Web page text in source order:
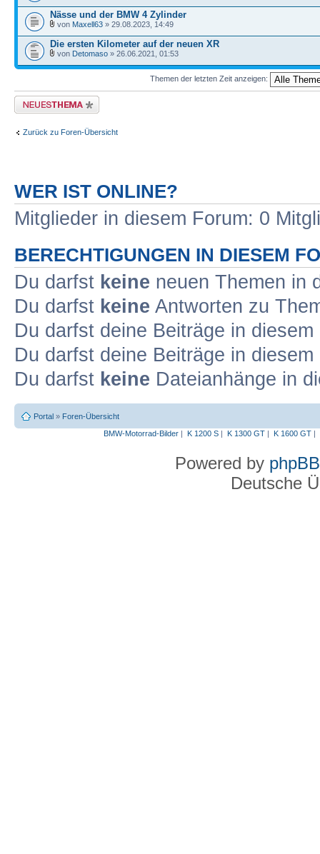
Nässe und der BMW 4 Zylinder
von Maxell63 » 29.08.2023, 14:49
Die ersten Kilometer auf der neuen XR
von Detomaso » 26.06.2021, 01:53
Themen der letzten Zeit anzeigen:
Neues Thema erstellen
Zurück zu Foren-Übersicht
WER IST ONLINE?
Mitglieder in diesem Forum: 0
BERECHTIGUNGEN IN DIESEM
Du darfst keine neuen Themen in
Du darfst keine Antworten zu
Du darfst deine Beiträge in
Du darfst deine Beiträge in
Du darfst keine Dateianhänge in
Portal » Foren-Übersicht
BMW-Motorrad-Bilder| K 1200 S| K 1300 GT| K 1600 GT|
Powered by phpBB
Deutsche